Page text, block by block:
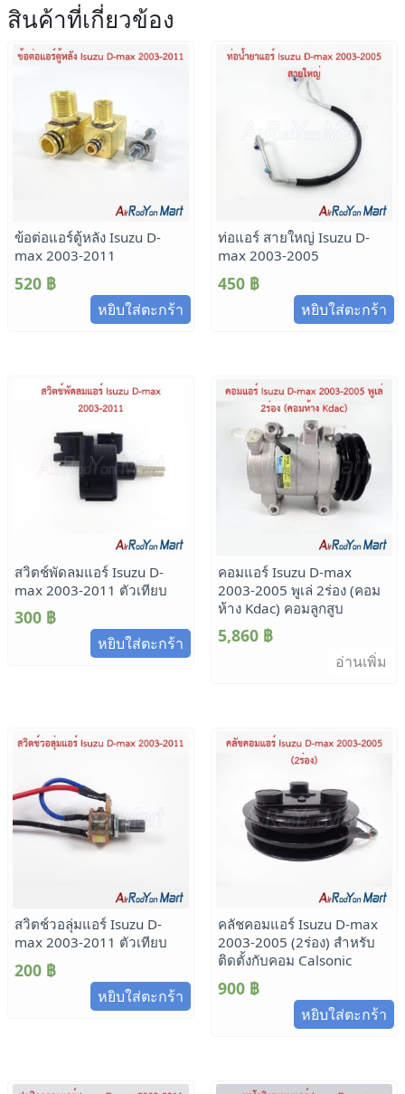
สินค้าที่เกี่ยวข้อง
ข้อต่อแอร์ตู้หลัง Isuzu D-
max 2003-2011
520 ฿
หยิบใส่ตะกร้า
ท่อแอร์ สายใหญ่ Isuzu D-
max 2003-2005
450 ฿
หยิบใส่ตะกร้า
สวิตช์พัดลมแอร์ Isuzu D-
max 2003-2011 ตัวเทียบ
300 ฿
หยิบใส่ตะกร้า
คอมแอร์ Isuzu D-max
2003-2005 พูเล่ 2ร่อง (คอม
ห้าง Kdac) คอมลูกสูบ
5,860 ฿
อ่านเพิ่ม
สวิตช์วอลุ่มแอร์ Isuzu D-
max 2003-2011 ตัวเทียบ
200 ฿
หยิบใส่ตะกร้า
คลัชคอมแอร์ Isuzu D-max
2003-2005 (2ร่อง) สำหรับ
ติดตั้งกับคอม Calsonic
900 ฿
หยิบใส่ตะกร้า